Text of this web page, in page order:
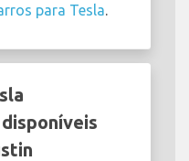
para Tesla